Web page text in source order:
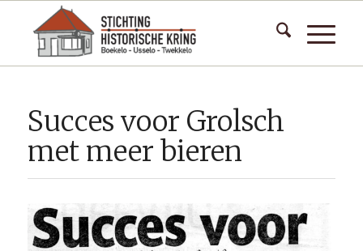
Succes voor Grolsch
met meer bieren